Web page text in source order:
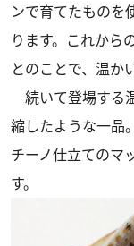
ンで育てたものを
ります。これから
とのことで、温か
続いて登場する
縮したような一品
チーノ仕立てのマ
す。